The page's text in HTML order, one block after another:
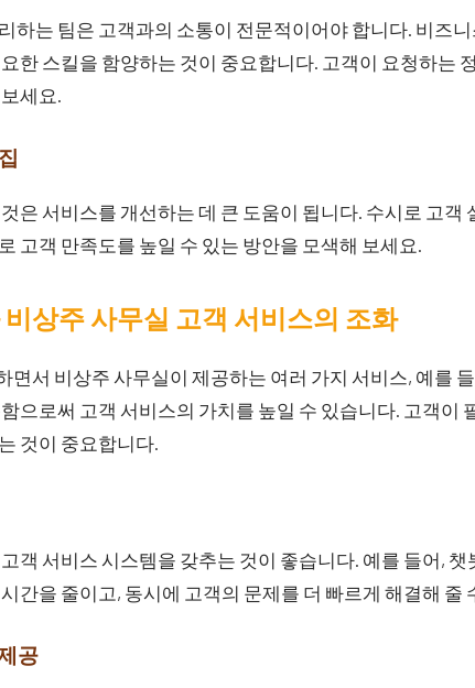
하는 팀은 고객과의 소통이 전문적이어야 합니다. 비즈
한 스킬을 함양하는 것이 중요합니다. 고객이 요청하는
세요.
은 서비스를 개선하는 데 큰 도움이 됩니다. 수시로 고객
고객 만족도를 높일 수 있는 방안을 모색해 보세요.
상주 사무실 고객 서비스의 조화
면서 비상주 사무실이 제공하는 여러 가지 서비스, 예를
으로써 고객 서비스의 가치를 높일 수 있습니다. 고객이
것이 중요합니다.
객 서비스 시스템을 갖추는 것이 좋습니다. 예를 들어,
간을 줄이고, 동시에 고객의 문제를 더 빠르게 해결해 줄
공